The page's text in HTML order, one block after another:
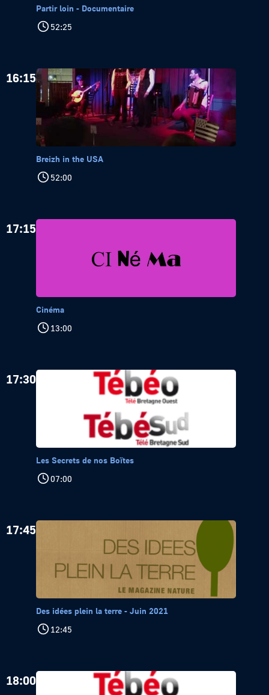
Partir loin - Documentaire
52:25
16:15
Breizh in the USA
52:00
17:15
Cinéma
13:00
17:30
Les Secrets de nos Boïtes
07:00
17:45
Des idées plein la terre - Juin 2021
12:45
18:00